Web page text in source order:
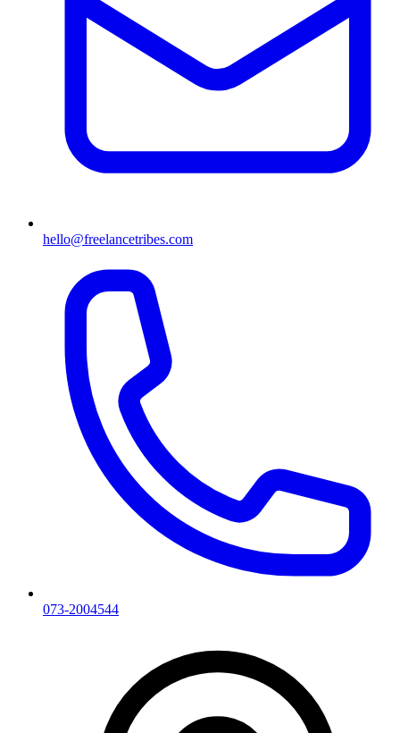
hello@freelancetribes.com
073-2004544